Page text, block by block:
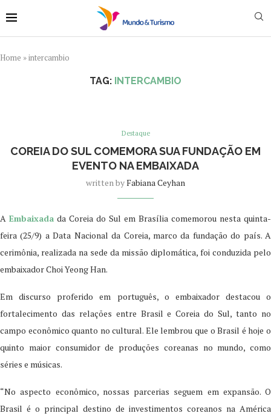
Home »intercambio
TAG: INTERCAMBIO
Destaque
COREIA DO SUL COMEMORA SUA FUNDAÇÃO EM
EVENTO NA EMBAIXADA
written byFabiana Ceyhan
A Embaixada da Coreia do Sul em Brasília comemorou nesta quinta-
feira (25/9) a Data Nacional da Coreia, marco da fundação do país. A
cerimônia, realizada na sede da missão diplomática, foi conduzida pelo
embaixador Choi Yeong Han.
Em discurso proferido em português, o embaixador destacou o
fortalecimento das relações entre Brasil e Coreia do Sul, tanto no
campo econômico quanto no cultural. Ele lembrou que o Brasil é hoje o
quinto maior consumidor de produções coreanas no mundo, como
séries e músicas.
“No aspecto econômico, nossas parcerias seguem em expansão. O
Brasil é o principal destino de investimentos coreanos na América